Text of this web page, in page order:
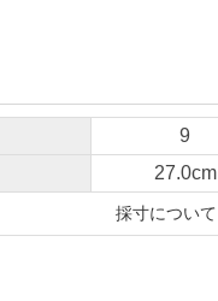
9
27.0cm
採寸について